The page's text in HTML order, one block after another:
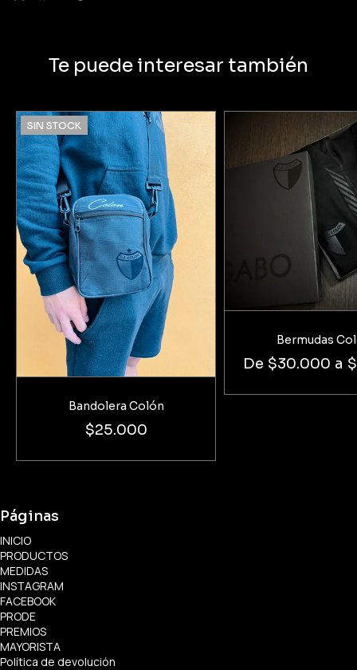
Te puede interesar también
SIN STOCK
Bandolera Colón
$25.000
Bermudas
De $30.000 a
Páginas
INICIO
PRODUCTOS
MEDIDAS
INSTAGRAM
FACEBOOK
PRODE
PREMIOS
MAYORISTA
Política de devolución